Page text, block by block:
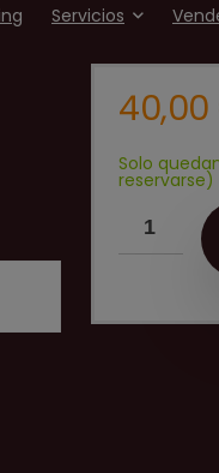
Servicios
40,00
Solo
reservarse)